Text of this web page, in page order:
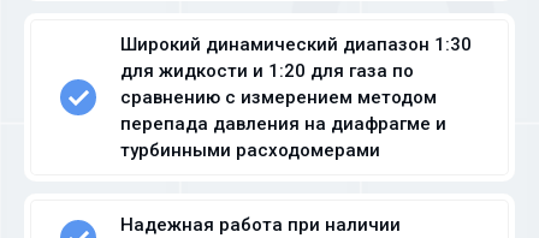
Широкий динамический диапазон 1:30
для жидкости и 1:20 для газа по
сравнению с измерением методом
перепада давления на диафрагме и
турбинными расходомерами
Надежная работа при наличии